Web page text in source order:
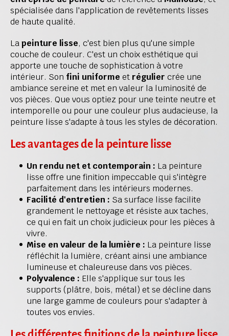
spécialisée dans l'application de revêtements lisses
de haute qualité.
La peinture lisse, c'est bien plus qu'une simple
couche de couleur. C'est un choix esthétique qui
apporte une touche de sophistication à votre
intérieur. Son fini uniforme et régulier crée une
ambiance sereine et met en valeur la luminosité de
vos pièces. Que vous optiez pour une teinte neutre et
intemporelle ou pour une couleur plus audacieuse, la
peinture lisse s'adapte à tous les styles de décoration.
Les avantages de la peinture lisse
Un rendu net et contemporain : La peinture
lisse offre une finition impeccable qui s'intègre
parfaitement dans les intérieurs modernes.
Facilité d'entretien : Sa surface lisse facilite
grandement le nettoyage et résiste aux taches,
ce qui en fait un choix judicieux pour les pièces à
vivre.
Mise en valeur de la lumière : La peinture lisse
réfléchit la lumière, créant ainsi une ambiance
lumineuse et chaleureuse dans vos pièces.
Polyvalence : Elle s'applique sur tous les
supports (plâtre, bois, métal) et se décline dans
une large gamme de couleurs pour s'adapter à
toutes vos envies.